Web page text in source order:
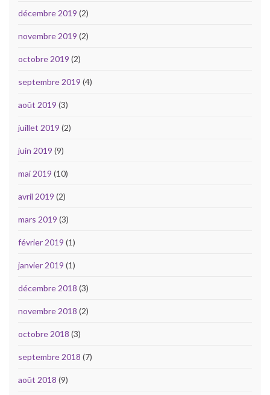
décembre 2019 (2)
novembre 2019 (2)
octobre 2019 (2)
septembre 2019 (4)
août 2019 (3)
juillet 2019 (2)
juin 2019 (9)
mai 2019 (10)
avril 2019 (2)
mars 2019 (3)
février 2019 (1)
janvier 2019 (1)
décembre 2018 (3)
novembre 2018 (2)
octobre 2018 (3)
septembre 2018 (7)
août 2018 (9)